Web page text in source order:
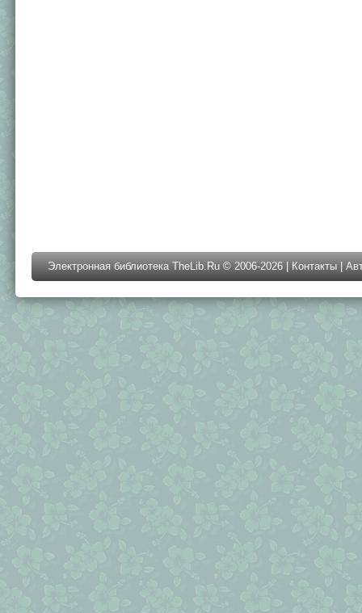
Электронная библиотека TheLib.Ru © 2006-2026 | Контакты |